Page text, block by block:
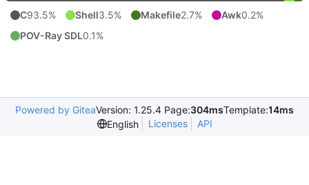
C93.5% Shell3.5% Makefile2.7% Awk0.2%
POV-Ray SDL0.1%
Powered by GiteaVersion: 1.25.4 Page:304msTemplate:14ms
English
Licenses API